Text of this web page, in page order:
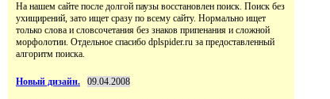
На нашем сайте после долгой паузы восстановлен поиск. Поиск без
ухищирений, зато ищет сразу по всему сайту. Нормально ищет
только слова и словсочетания без знаков припенания и сложной
морфолотии. Отдельное спасибо dplspider.ru за предоставленный
алгоритм поиска.
Новый дизайн. 09.04.2008